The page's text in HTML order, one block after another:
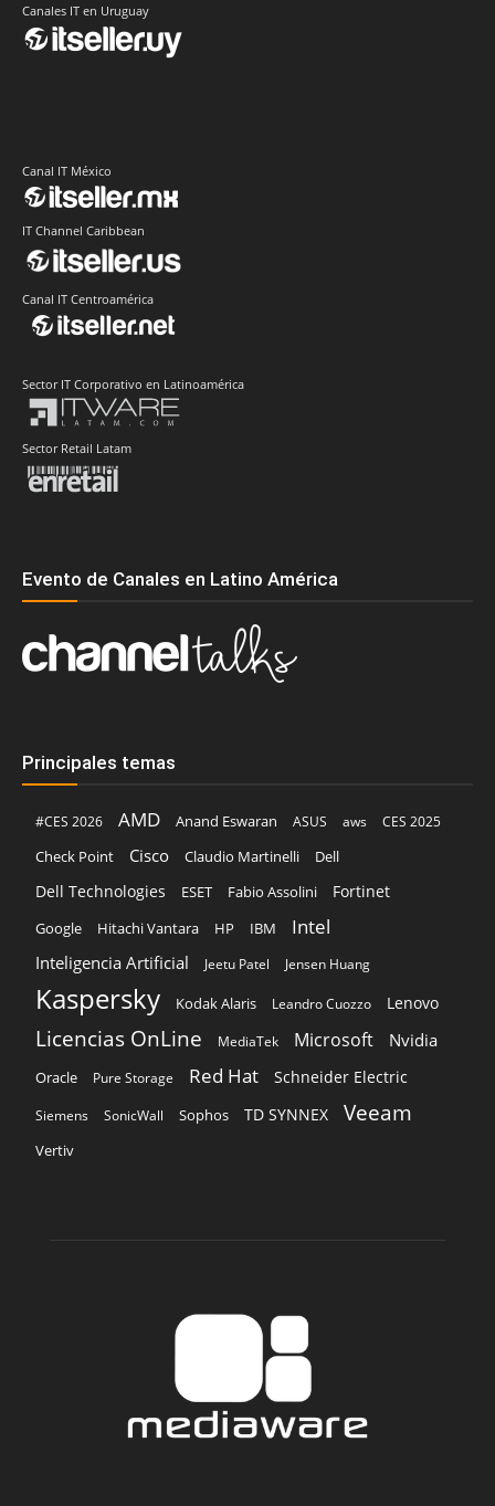
Canales IT en Uruguay
Canal IT México
IT Channel Caribbean
Canal IT Centroamérica
Sector IT Corporativo en Latinoamérica
Sector Retail Latam
Evento de Canales en Latino América
Principales temas
#CES 2026 AMD Anand Eswaran ASUS aws
CES 2025
Check Point
Cisco Claudio Martinelli Dell
Dell Technologies ESET Fabio Assolini Fortinet
Google Hitachi Vantara HP IBM Intel
Inteligencia Artificial Jeetu Patel Jensen Huang
Kaspersky Kodak Alaris Leandro Cuozzo Lenovo
Licencias OnLine MediaTek Microsoft Nvidia
Oracle Pure Storage Red Hat Schneider Electric
Siemens SonicWall Sophos TD SYNNEX Veeam
Vertiv